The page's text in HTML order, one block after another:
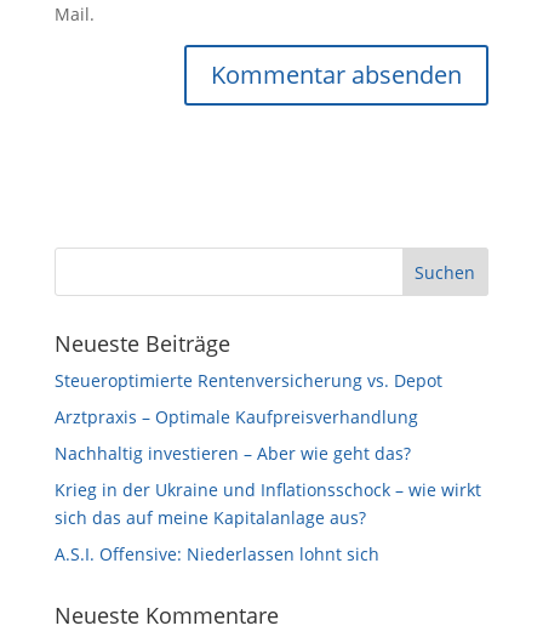
Mail.
Neueste Beiträge
Steueroptimierte Rentenversicherung vs. Depot
Arztpraxis – Optimale Kaufpreisverhandlung
Nachhaltig investieren – Aber wie geht das?
Krieg in der Ukraine und Inflationsschock – wie wirkt
sich das auf meine Kapitalanlage aus?
A.S.I. Offensive: Niederlassen lohnt sich
Neueste Kommentare